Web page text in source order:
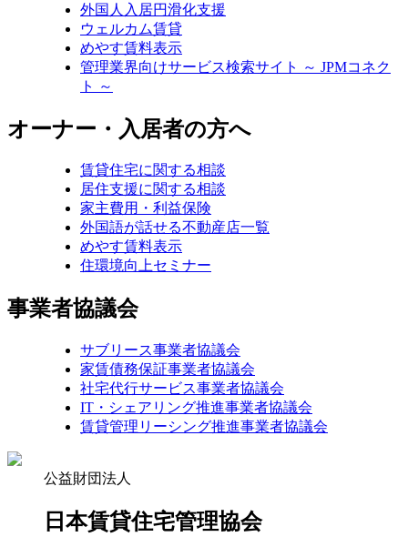
外国人入居円滑化支援
ウェルカム賃貸
めやす賃料表示
管理業界向けサービス検索サイト ～ JPMコネク
ト ～
オーナー・入居者の方へ
賃貸住宅に関する相談
居住支援に関する相談
家主費用・利益保険
外国語が話せる不動産店一覧
めやす賃料表示
住環境向上セミナー
事業者協議会
サブリース事業者協議会
家賃債務保証事業者協議会
社宅代行サービス事業者協議会
IT・シェアリング推進事業者協議会
賃貸管理リーシング推進事業者協議会
公益財団法人
日本賃貸住宅管理協会